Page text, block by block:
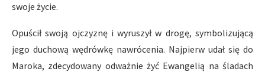
swoje życie.
Opuścił swoją ojczyznę i wyruszył w drogę, symbolizującą
jego duchową wędrówkę nawrócenia. Najpierw udał się do
Maroka, zdecydowany odważnie żyć Ewangelią na śladach